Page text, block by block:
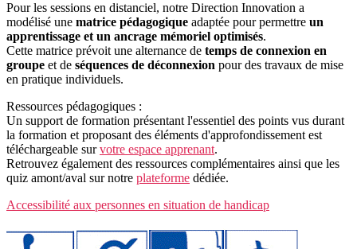
Pour les sessions en distanciel, notre Direction Innovation a
modélisé une matrice pédagogique adaptée pour permettre un
apprentissage et un ancrage mémoriel optimisés.
Cette matrice prévoit une alternance de temps de connexion en
groupe et de séquences de déconnexion pour des travaux de mise
en pratique individuels.
Ressources pédagogiques :
Un support de formation présentant l'essentiel des points vus durant
la formation et proposant des éléments d'approfondissement est
téléchargeable survotre espace apprenant.
Retrouvez également des ressources complémentaires ainsi que les
quiz amont/aval sur notre plateforme dédiée.
Accessibilité aux personnes en situation de handicap